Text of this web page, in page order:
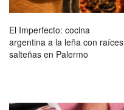
El Imperfecto: cocina
argentina a la leña con raíces
salteñas en Palermo